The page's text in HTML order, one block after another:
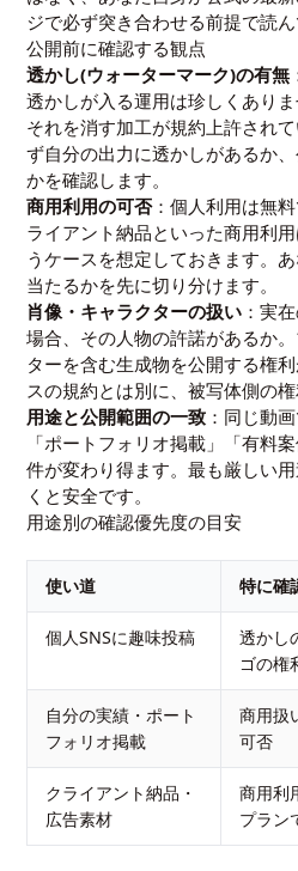
ジで必ず突き合わせる前提で読ん
公開前に確認する観点
透かし(ウォーターマーク)の有無
透かしが入る運用は珍しくありま
それを消す加工が規約上許され
ず自分の出力に透かしがあるか
かを確認します。
商用利用の可否：個人利用は無
ライアント納品といった商用利
うケースを想定しておきます。
当たるかを先に切り分けます。
肖像・キャラクターの扱い ：実
場合、その人物の許諾があるか
ターを含む生成物を公開する権
スの規約とは別に、被写体側の権
用途と公開範囲の一致 ：同じ動
「ポートフォリオ掲載」「有料
件が変わり得ます。最も厳しい
くと安全です。
用途別の確認優先度の目安
使い道 特に確
個人SNSに趣味投稿
透かし
ゴの権
自分の実績・ポート
フォリオ掲載
商用扱
可否
クライアント納品・
広告素材
商用利
プラン